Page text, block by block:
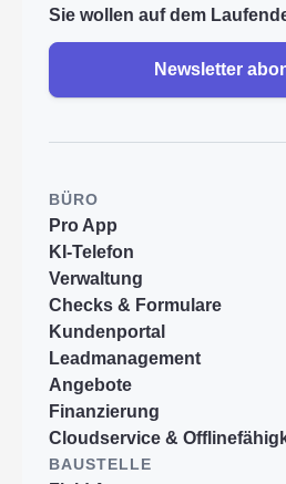
Sie wollen auf dem
Newsletter
BÜRO
Pro App
KI-Telefon
Verwaltung
Checks & Formulare
Kundenportal
Leadmanagement
Angebote
Finanzierung
Cloudservice &
BAUSTELLE